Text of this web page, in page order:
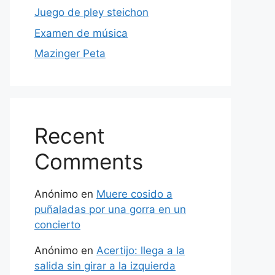
Juego de pley steichon
Examen de música
Mazinger Peta
Recent
Comments
Anónimo en Muere cosido a
puñaladas por una gorra en un
concierto
Anónimo en Acertijo: llega a la
salida sin girar a la izquierda